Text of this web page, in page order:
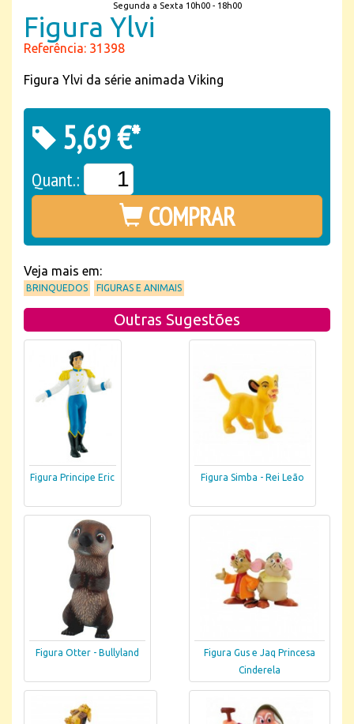
Segunda a Sexta 10h00 - 18h00
Figura Ylvi
Referência: 31398
Figura Ylvi da série animada Viking
5,69 €*
Quant.:
COMPRAR
Veja mais em:
BRINQUEDOS FIGURAS E ANIMAIS
Outras Sugestões
Figura Principe Eric Figura Simba - Rei Leão
Figura Otter - Bullyland
Figura Gus e Jaq Princesa
Cinderela